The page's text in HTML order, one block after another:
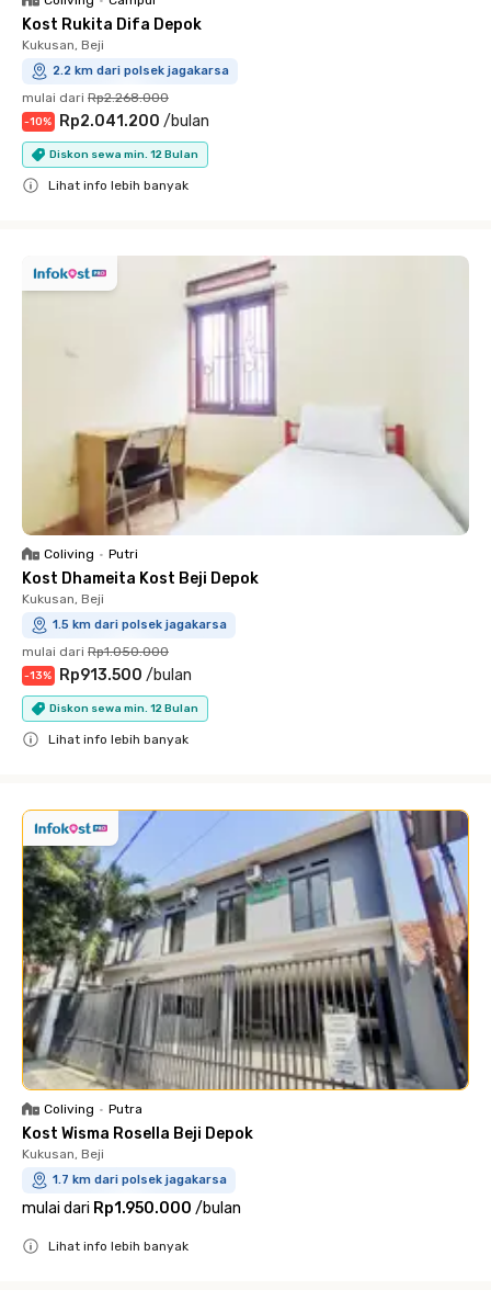
Kost Rukita Difa Depok
Kukusan, Beji
2.2 km dari polsek jagakarsa
mulai dari Rp2.268.000
-10% Rp2.041.200 /bulan
Diskon sewa min. 12 Bulan
Lihat info lebih banyak
Coliving • Putri
Kost Dhameita Kost Beji Depok
Kukusan, Beji
1.5 km dari polsek jagakarsa
mulai dari Rp1.050.000
-13% Rp913.500 /bulan
Diskon sewa min. 12 Bulan
Lihat info lebih banyak
Coliving • Putra
Kost Wisma Rosella Beji Depok
Kukusan, Beji
1.7 km dari polsek jagakarsa
mulai dari Rp1.950.000 /bulan
Lihat info lebih banyak